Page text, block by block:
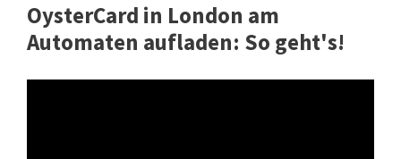
OysterCard in London am
Automaten aufladen: So geht's!